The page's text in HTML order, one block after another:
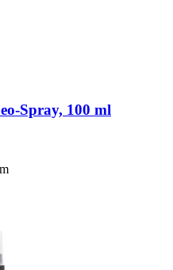
​Spray, 100 ml